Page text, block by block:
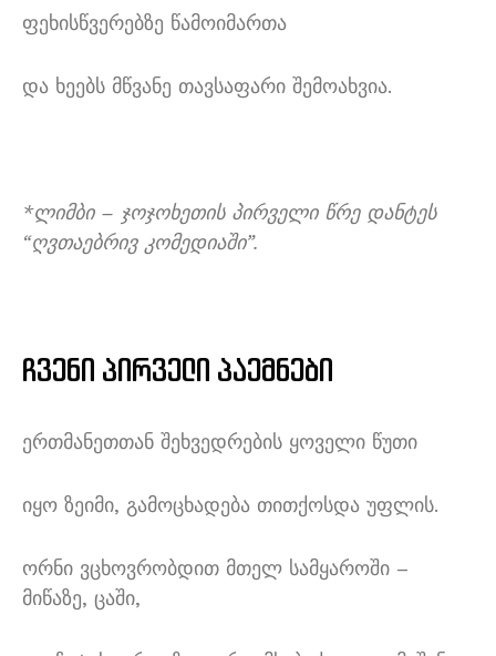
ფეხისწვერებზე წამოიმართა
და ხეებს მწვანე თავსაფარი შემოახვია.
*ლიმბი – ჯოჯოხეთის პირველი წრე დანტეს
“ღვთაებრივ კომედიაში”.
ჩვენი პირველი პაემნები
ერთმანეთთან შეხვედრების ყოველი წუთი
იყო ზეიმი, გამოცხადება თითქოსდა უფლის.
ორნი ვცხოვრობდით მთელ სამყაროში –
მიწაზე, ცაში,